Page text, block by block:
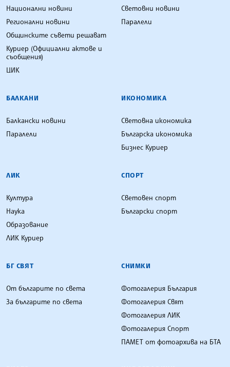
Национални новини
Регионални новини
Общинските съвети решават
Куриер (Официални актове и
съобщения)
ЦИК
Световни новини
Паралели
БАЛКАНИ
Балкански новини
Паралели
ИКОНОМИКА
Световна икономика
Българска икономика
Бизнес Куриер
ЛИК
Култура
Наука
Образование
ЛИК Куриер
СПОРТ
Световен спорт
Български спорт
БГ СВЯТ
От българите по света
За българите по света
СНИМКИ
Фотогалерия България
Фотогалерия Свят
Фотогалерия ЛИК
Фотогалерия Спорт
ПАМЕТ от фотоархива на БТА